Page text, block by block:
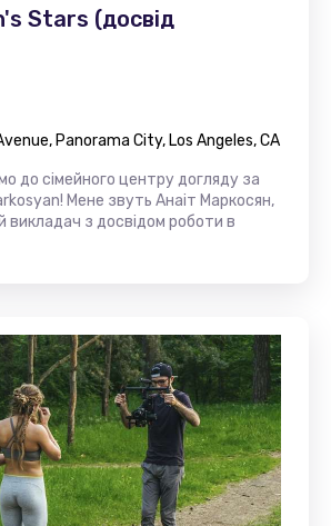
Stars (досвід
Panorama City, Los Angeles, CA
до сімейного центру догляду за
Мене звуть Анаіт Маркосян,
викладач з досвідом роботи в